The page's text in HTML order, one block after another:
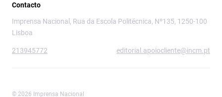
Contacto
Imprensa Nacional, Rua da Escola Politécnica, Nº135, 1250-100
Lisboa
213945772 editorial.apoiocliente@incm.pt
© 2026 Imprensa Nacional